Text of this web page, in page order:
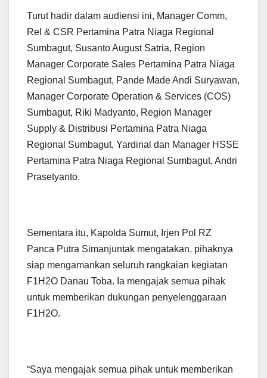
Turut hadir dalam audiensi ini, Manager Comm,
Rel & CSR Pertamina Patra Niaga Regional
Sumbagut, Susanto August Satria, Region
Manager Corporate Sales Pertamina Patra Niaga
Regional Sumbagut, Pande Made Andi Suryawan,
Manager Corporate Operation & Services (COS)
Sumbagut, Riki Madyanto, Region Manager
Supply & Distribusi Pertamina Patra Niaga
Regional Sumbagut, Yardinal dan Manager HSSE
Pertamina Patra Niaga Regional Sumbagut, Andri
Prasetyanto.
Sementara itu, Kapolda Sumut, Irjen Pol RZ
Panca Putra Simanjuntak mengatakan, pihaknya
siap mengamankan seluruh rangkaian kegiatan
F1H2O Danau Toba. Ia mengajak semua pihak
untuk memberikan dukungan penyelenggaraan
F1H2O.
“Saya mengajak semua pihak untuk memberikan